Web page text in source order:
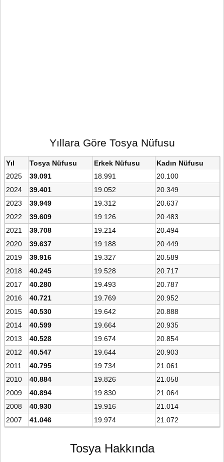
Yıllara Göre Tosya Nüfusu
Yıl Tosya Nüfusu Erkek Nüfusu
Kadın Nüfusu
2025
39.091 18.991
20.100
2024
39.401 19.052
20.349
2023
39.949 19.312
20.637
2022
39.609 19.126
20.483
2021
39.708 19.214
20.494
2020
39.637 19.188
20.449
2019
39.916 19.327
20.589
2018
40.245 19.528
20.717
2017
40.280 19.493
20.787
2016
40.721 19.769
20.952
2015
40.530 19.642
20.888
2014
40.599 19.664
20.935
2013
40.528 19.674
20.854
2012
40.547 19.644
20.903
2011
40.795 19.734
21.061
2010
40.884 19.826
21.058
2009
40.894 19.830
21.064
2008
40.930 19.916
21.014
2007
41.046 19.974 21.072
Tosya Hakkında